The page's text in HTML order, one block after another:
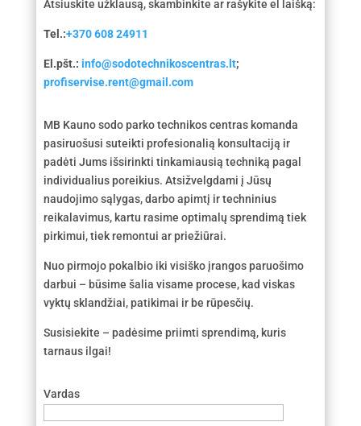
Atsiuskite užklausą, skambinkite ar rašykite el laišką:
Tel.:+370 608 24911
El.pšt.: info@sodotechnikoscentras.lt;
profiservise.rent@gmail.com
MB Kauno sodo parko technikos centras komanda
pasiruošusi suteikti profesionalią konsultaciją ir
padėti Jums išsirinkti tinkamiausią techniką pagal
individualius poreikius. Atsižvelgdami į Jūsų
naudojimo sąlygas, darbo apimtį ir techninius
reikalavimus, kartu rasime optimalų sprendimą tiek
pirkimui, tiek remontui ar priežiūrai.
Nuo pirmojo pokalbio iki visiško įrangos paruošimo
darbui – būsime šalia visame procese, kad viskas
vyktų sklandžiai, patikimai ir be rūpesčių.
Susisiekite – padėsime priimti sprendimą, kuris
tarnaus ilgai!
Vardas